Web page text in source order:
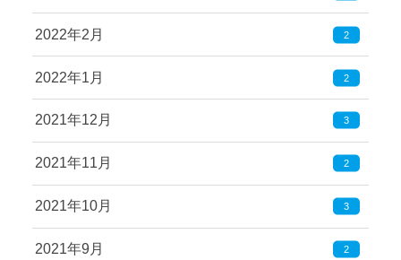
2022年2月 2
2022年1月 2
2021年12月 3
2021年11月 2
2021年10月 3
2021年9月 2